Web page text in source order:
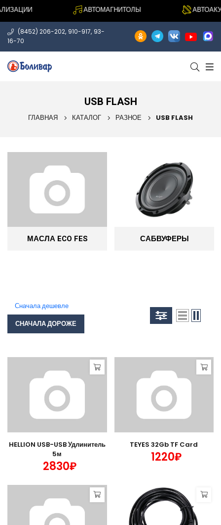
АВТОМАГНИТОЛЫ
(8452) 206-202, 910-917, 93-
16-70
USB FLASH
ГЛАВНАЯ КАТАЛОГ РАЗНОЕ USB FLASH
МАСЛА ECO FES САБВУФЕРЫ
Сначала дешевле
СНАЧАЛА ДОРОЖЕ
HELLION USB-USB Удлинитель
5м
2830₽
TEYES 32Gb TF Card
1220₽